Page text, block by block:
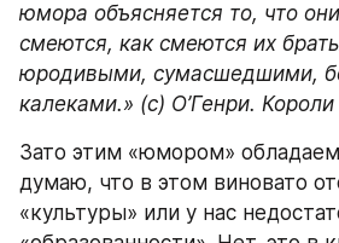
юмора объясняется то, что
смеются, как смеются их
юродивыми, сумасшедшими,
калеками.» (с) О’Генри. Короли
Зато этим «юмором»
думаю, что в этом виновато
«культуры» или у нас